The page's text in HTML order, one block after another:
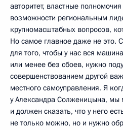
авторитет, властные
возможности региональным
крупномасштабных вопросов,
Но самое главное даже не это.
для того, чтобы у нас вся
или менее без сбоев, нужно
совершенствованием другой
местного самоуправления. Я
у Александра Солженицына, мы
и должен сказать, что у него
не только можно, но и нужно